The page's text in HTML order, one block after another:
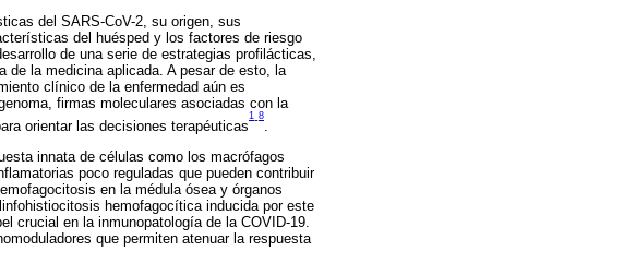
del SARS-CoV-2, su origen, sus
del huésped y los factores de riesgo
de una serie de estrategias profilácticas,
la medicina aplicada. A pesar de esto, la
clínico de la enfermedad aún es
firmas moleculares asociadas con la
orientar las decisiones terapéuticas
1-8
innata de células como los macrófagos
poco reguladas que pueden contribuir
en la médula ósea y órganos
hemofagocítica inducida por este
crucial en la inmunopatología de la COVID-19.
que permiten atenuar la respuesta